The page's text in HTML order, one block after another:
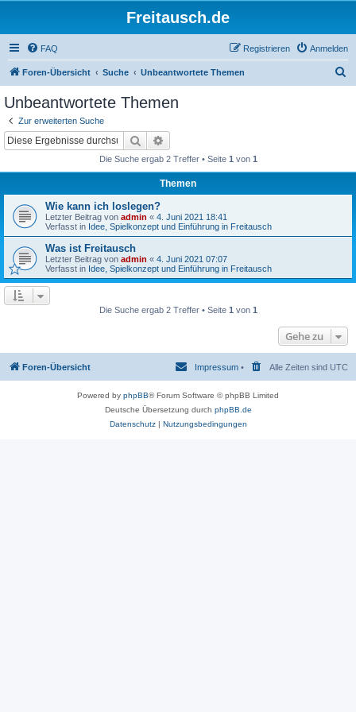
Freitausch.de
FAQ Anmelden
Registrieren
Foren-Übersicht Suche Unbeantwortete Themen
Unbeantwortete Themen
Zur erweiterten Suche
Suche
Die Suche ergab 2 Treffer • Seite 1 von 1
Themen
Wie kann ich loslegen?
Letzter Beitrag von admin « 4. Juni 2021 18:41
Verfasst in Idee, Spielkonzept und Einführung in Freitausch
Was ist Freitausch
Letzter Beitrag von admin « 4. Juni 2021 07:07
Verfasst in Idee, Spielkonzept und Einführung in Freitausch
Die Suche ergab 2 Treffer • Seite 1 von 1
Gehe zu
Foren-Übersicht Alle Zeiten sind UTC
Impressum •
Powered by phpBB® Forum Software © phpBB Limited
Deutsche Übersetzung durch phpBB.de
Datenschutz| Nutzungsbedingungen